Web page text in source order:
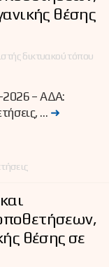
θέσης
δικτυακού τόπου
– ΑΔΑ:
… ➜
θέσης σε